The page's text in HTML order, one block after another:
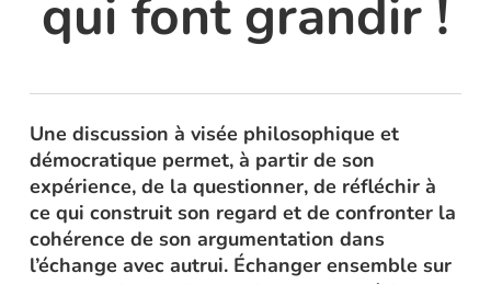
qui font grandir !
Une discussion à visée philosophique et
démocratique permet, à partir de son
expérience, de la questionner, de réfléchir à
ce qui construit son regard et de confronter la
cohérence de son argumentation dans
l’échange avec autrui. Échanger ensemble sur